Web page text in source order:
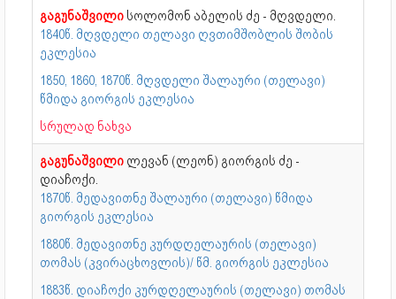
გაგუნაშვილი სოლომონ აბელის ძე - მღვდელი.
1840წ. მღვდელი თელავი ღვთიმშობლის შობის
ეკლესია
1850, 1860, 1870წ. მღვდელი შალაური (თელავი)
წმიდა გიორგის ეკლესია
სრულად ნახვა
გაგუნაშვილი ლევან (ლეონ) გიორგის ძე -
დიაჩოქი.
1870წ. მედავითნე შალაური (თელავი) წმიდა
გიორგის ეკლესია
1880წ. მედავითნე კურდღელაურის (თელავი)
თომას (კვირაცხოვლის)/ წმ. გიორგის ეკლესია
1883წ. დიაჩოქი კურდღელაურის (თელავი) თომას